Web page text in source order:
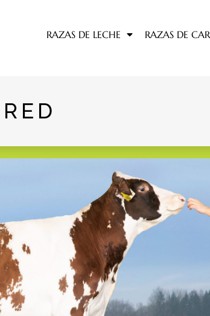
RAZAS DE LECHE RAZAS DE